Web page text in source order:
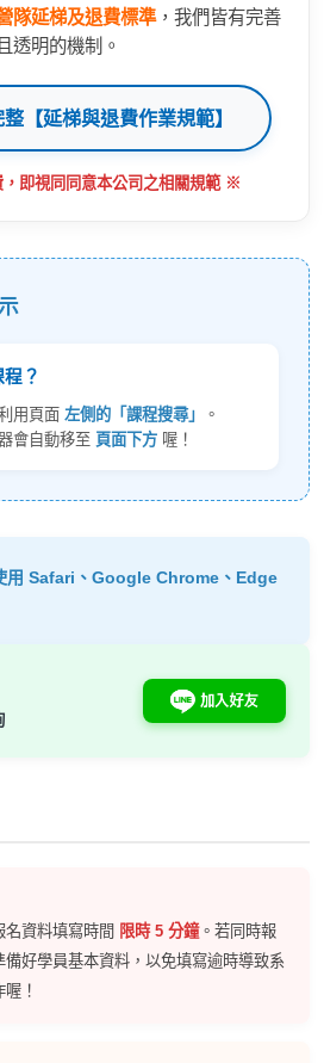
隊延梯及退費標準，我們皆有完善
且透明的機制。
【延梯與退費作業規範】
即視同同意本公司之相關規範 ※
？
用頁面 左側的「課程搜尋」
。
會自動移至 頁面下方 喔！
用 Safari、Google Chrome、Edge
名資料填寫時間 限時 5 分鐘。若同時報
好學員基本資料，以免填寫逾時導致系
！